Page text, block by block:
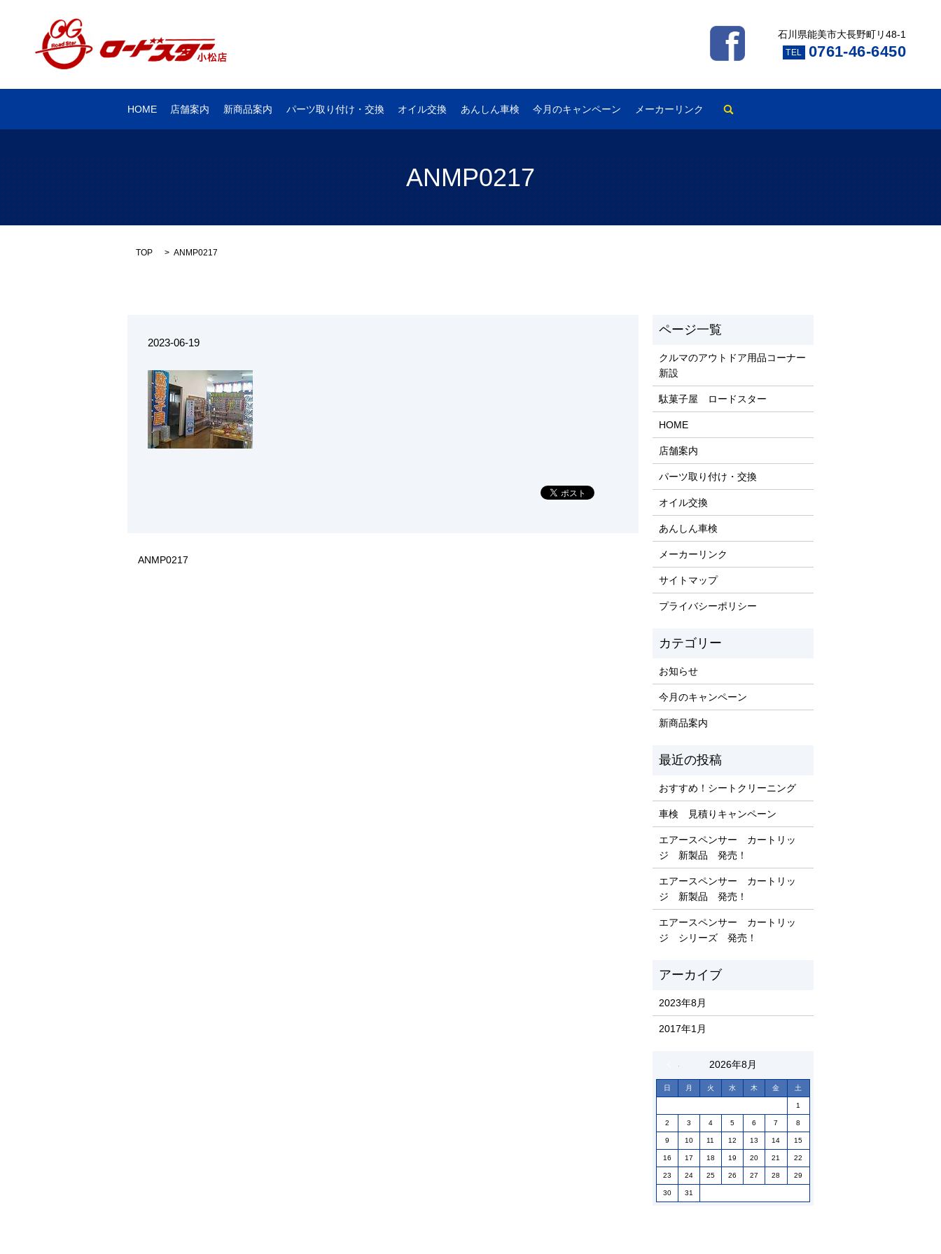
石川県能美市大長野町リ48-1
TEL 0761-46-6450
HOME 店舗案内 新商品案内 パーツ取り付け・交換 オイル交換 あんしん車検 今月のキャンペーン メーカーリンク
ANMP0217
TOP ANMP0217
2023-06-19
ANMP0217
クルマのアウトドア用品コーナー
新設
駄菓子屋 ロードスター
HOME
店舗案内
パーツ取り付け・交換
オイル交換
あんしん車検
メーカーリンク
サイトマップ
プライバシーポリシー
お知らせ
今月のキャンペーン
新商品案内
おすすめ！シートクリーニング
車検 見積りキャンペーン
エアースペンサー カートリッ
ジ 新製品 発売！
エアースペンサー カートリッ
ジ 新製品 発売！
エアースペンサー カートリッ
ジ シリーズ 発売！
2023年8月
2017年1月
2026年8月
日 月 火 水 木 金 土
1
2 3 4 5 6 7 8
9 10 11 12 13 14 15
16 17 18 19 20 21 22
23 24 25 26 27 28 29
30 31